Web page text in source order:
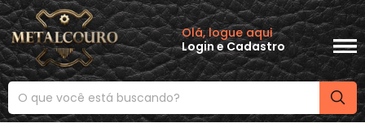
Olá, logue aqui
LogineCadastro